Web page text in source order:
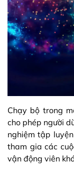
Chạy bộ trong
cho phép người
nghiệm tập
tham gia các
vận động viên